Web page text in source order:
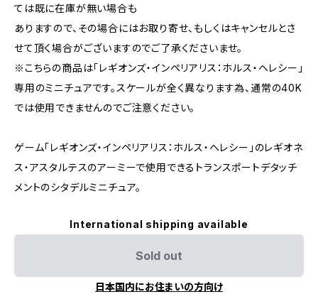
ては既に在庫が無い場合も
ありますので、その場合にはお取り寄せ、もしくはキャンセルとさ
せて頂く場合がございますのでご了承くださいませ。
※こちらの商品は「レギオンズ・インペリアリス：ホルス・ヘレシー」
専用のミニチュアです。スケールが全く異なります為、通常の40K
では使用できませんのでご注意ください。
ゲーム「レギオンズ・インペリアリス：ホルス・ヘレシー」のレギオネ
ス・アスタルテスのアーミーで使用できるトランスポートデタッチ
メントのシタデルミニチュア。
International shipping available
Sold out
日本国内にお住まいの方向け